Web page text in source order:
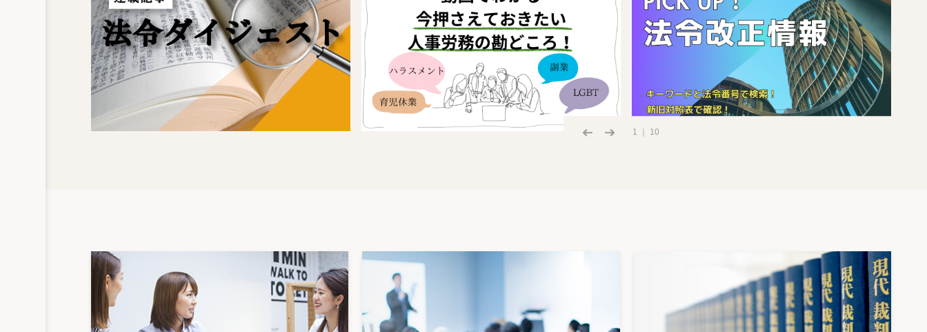
1 ｜ 10